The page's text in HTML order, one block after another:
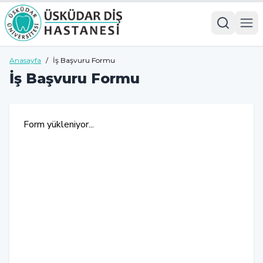
Anasayfa / İş Başvuru Formu
İş Başvuru Formu